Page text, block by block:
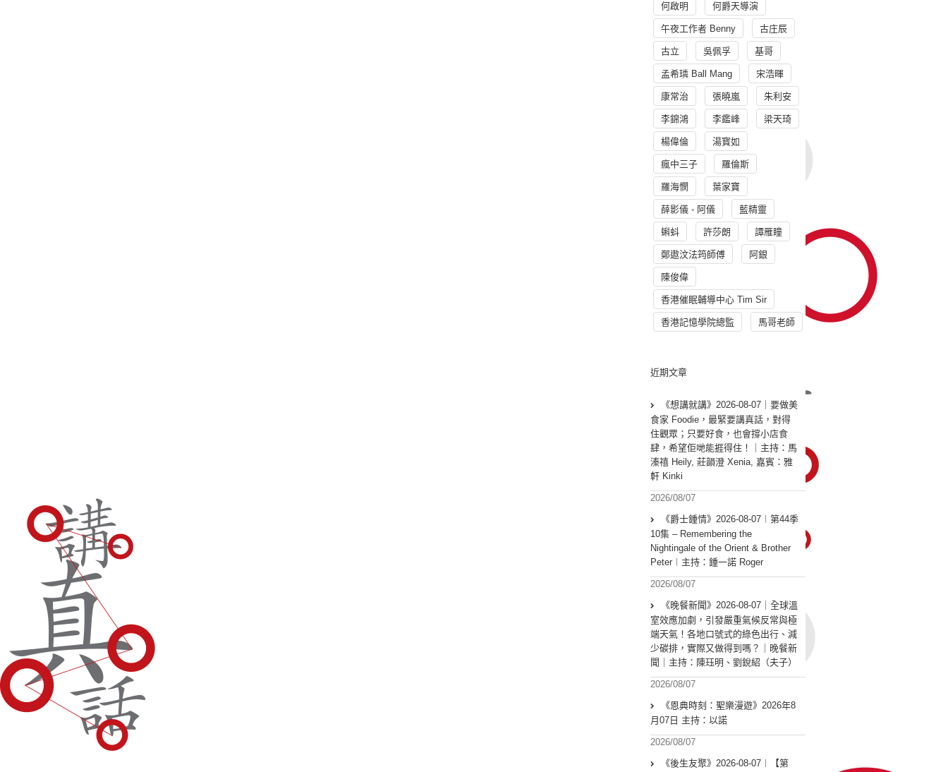
何啟明 何爵天導演
午夜工作者 Benny 古庄辰
古立 吳佩孚 基哥
孟希璘 Ball Mang 宋浩暉
康常治 張曉嵐 朱利安
李錦鴻 李鑑峰 梁天琦
楊偉倫 湯寳如
瘋中三子 羅倫斯
羅海憫 葉家寶
薛影儀 - 阿儀 藍精靈
蝌蚪 許莎朗 譚雁瞳
鄭遨汶法筠師傅 阿銀
陳俊偉
香港催眠輔導中心 Tim Sir
香港記憶學院總監 馬哥老師
近期文章
《想講就講》2026-08-07｜要做美
食家 Foodie，最緊要講真話，對得
住觀眾；只要好食，也會撐小店食
肆，希望佢哋能捱得住！｜主持：馬
溱禧 Heily, 莊韻澄 Xenia, 嘉賓：雅
軒 Kinki
2026/08/07
《爵士鍾情》2026-08-07︱第44季
10集 – Remembering the
Nightingale of the Orient & Brother
Peter︱主持：鍾一諾 Roger
2026/08/07
《晚餐新聞》2026-08-07｜全球溫
室效應加劇，引發嚴重氣候反常與極
端天氣！各地口號式的綠色出行、減
少碳排，實際又做得到嗎？｜晚餐新
聞｜主持：陳珏明、劉銳紹（夫子）
2026/08/07
《恩典時刻：聖樂漫遊》2026年8
月07日 主持：以諾
2026/08/07
《後生友聚》2026-08-07︱【第